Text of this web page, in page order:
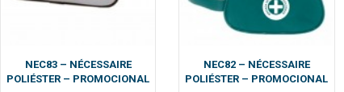
NEC83 – NÉCESSAIRE
POLIÉSTER – PROMOCIONAL
NEC82 – NÉCESSAIRE
POLIÉSTER – PROMOCIONAL